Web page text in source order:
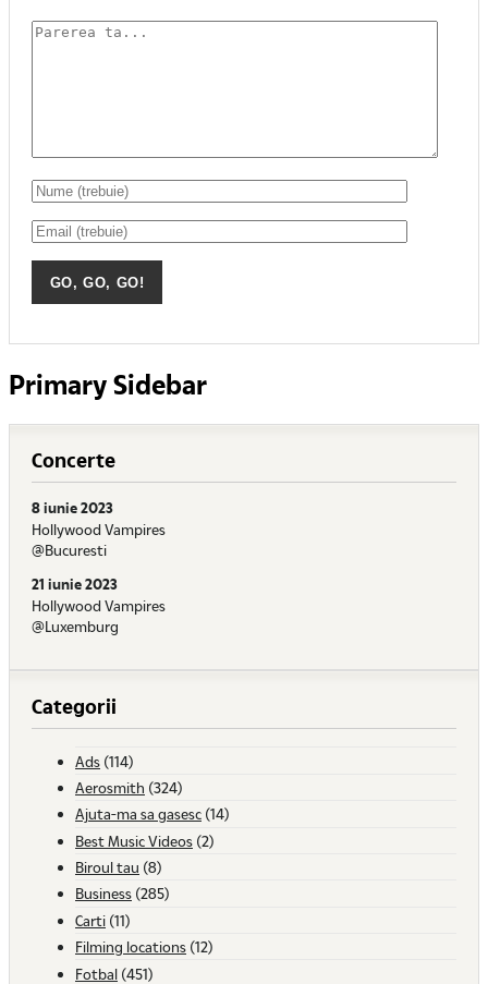
Primary Sidebar
Concerte
8 iunie 2023
Hollywood Vampires
@Bucuresti
21 iunie 2023
Hollywood Vampires
@Luxemburg
Categorii
Ads (114)
Aerosmith (324)
Ajuta-ma sa gasesc (14)
Best Music Videos (2)
Biroul tau (8)
Business (285)
Carti (11)
Filming locations (12)
Fotbal (451)